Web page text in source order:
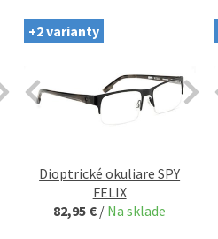
+2 varianty
Dioptrické okuliare SPY
FELIX
82,95 € / Na sklade